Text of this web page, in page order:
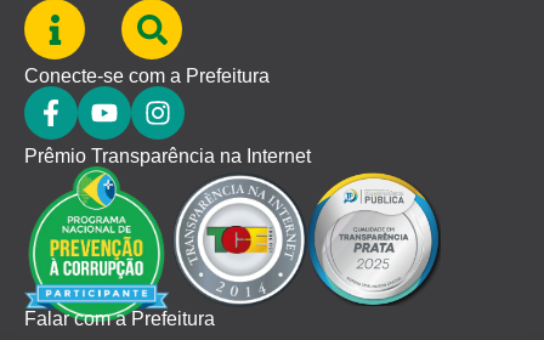
Conecte-se com a Prefeitura
Prêmio Transparência na Internet
Falar com a Prefeitura